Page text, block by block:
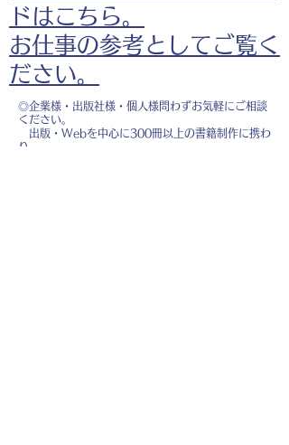
ドはこちら。
お仕事の参考としてご覧く
ださい。
◎企業様・出版社様・個人様問わずお気軽にご相談
ください。
出版・Webを中心に300冊以上の書籍制作に携わ
り、